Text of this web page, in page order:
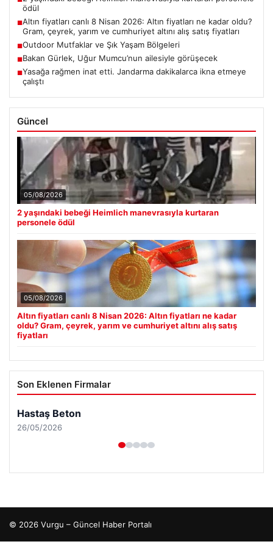
ödül
■Altın fiyatları canlı 8 Nisan 2026: Altın fiyatları ne kadar oldu?
Gram, çeyrek, yarım ve cumhuriyet altını alış satış fiyatları
■Outdoor Mutfaklar ve Şık Yaşam Bölgeleri
■Bakan Gürlek, Uğur Mumcu’nun ailesiyle görüşecek
■Yasağa rağmen inat etti. Jandarma dakikalarca ikna etmeye
çalıştı
Güncel
05/08/2026
2 yaşındaki bebeği Heimlich manevrasıyla kurtaran
personele ödül
05/08/2026
Altın fiyatları canlı 8 Nisan 2026: Altın fiyatları ne kadar
oldu? Gram, çeyrek, yarım ve cumhuriyet altını alış satış
fiyatları
Son Eklenen Firmalar